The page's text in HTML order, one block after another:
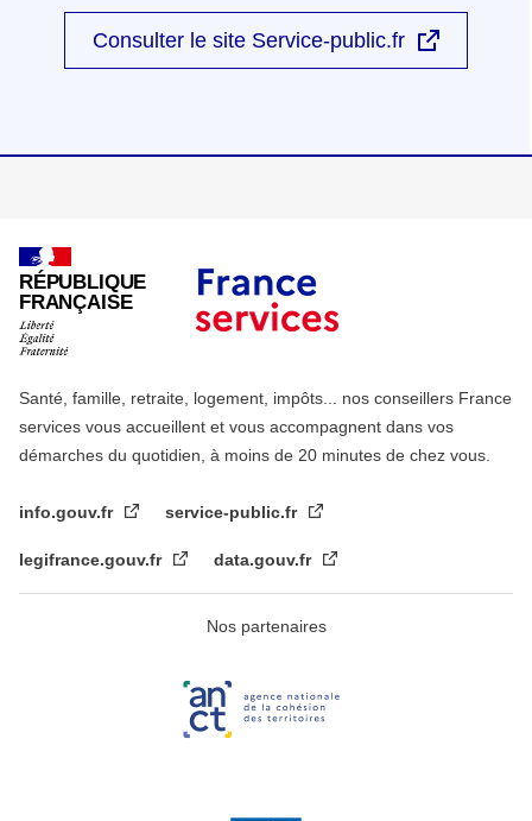
Consulter le site Service-public.fr
RÉPUBLIQUE
FRANÇAISE
Santé, famille, retraite, logement, impôts... nos conseillers France
services vous accueillent et vous accompagnent dans vos
démarches du quotidien, à moins de 20 minutes de chez vous.
info.gouv.fr service-public.fr
legifrance.gouv.fr data.gouv.fr
Nos partenaires